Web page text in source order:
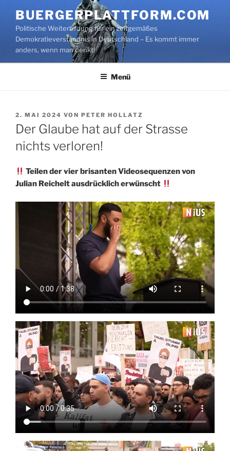
Inhalt
springen
BUERGERPLATTFORM.COM
Politische Weiterbildung für ein zeitgemäßes
Demokratieverständnis in Deutschland – Es kommt immer
anders, wenn man denkt!
Menü
VERÖFFENTLICHT
AM
2. MAI 2024 VON PETER HOLLATZ
Der Glaube hat auf der Strasse
nichts verloren!
Teilen der vier brisanten Videosequenzen von
Julian Reichelt ausdrücklich erwünscht